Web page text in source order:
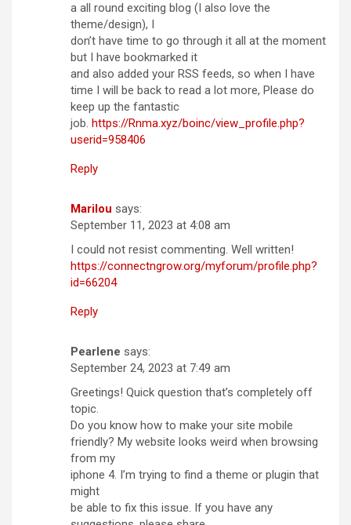
a all round exciting blog (I also love the
theme/design), I
don’t have time to go through it all at the moment
but I have bookmarked it
and also added your RSS feeds, so when I have
time I will be back to read a lot more, Please do
keep up the fantastic
job. https://Rnma.xyz/boinc/view_profile.php?
userid=958406
Reply
Marilou says:
September 11, 2023 at 4:08 am
I could not resist commenting. Well written!
https://connectngrow.org/myforum/profile.php?
id=66204
Reply
Pearlene says:
September 24, 2023 at 7:49 am
Greetings! Quick question that’s completely off
topic.
Do you know how to make your site mobile
friendly? My website looks weird when browsing
from my
iphone 4. I’m trying to find a theme or plugin that
might
be able to fix this issue. If you have any